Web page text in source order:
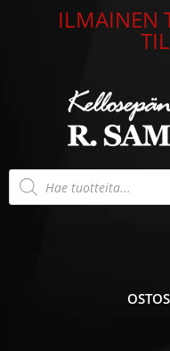
ILMAINEN
Products
search